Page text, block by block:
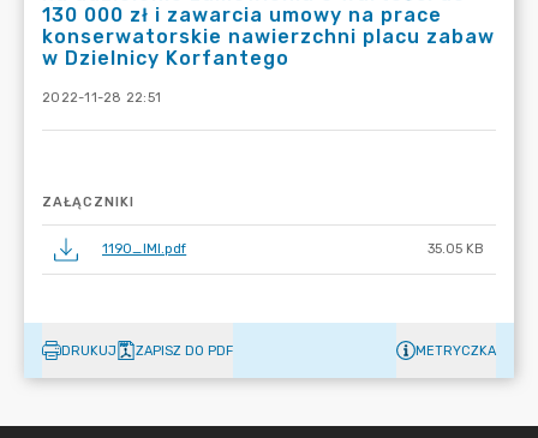
130 000 zł i zawarcia umowy na prace
konserwatorskie nawierzchni placu zabaw
w Dzielnicy Korfantego
2022-11-28 22:51
ZAŁĄCZNIKI
1190_IMI.pdf 35.05 KB
DRUKUJ ZAPISZ DO PDF METRYCZKA